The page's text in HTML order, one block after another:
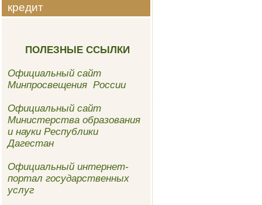
кредит
ПОЛЕЗНЫЕ ССЫЛКИ
Официальный сайт
Минпросвещения России
Официальный сайт
Министерства образования
и науки Республики
Дагестан
Официальный интернет-
портал государственных
услуг